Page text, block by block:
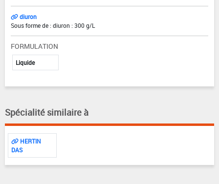
diuron
Sous forme de : diuron : 300 g/L
FORMULATION
Liquide
Spécialité similaire à
HERTIN
DAS